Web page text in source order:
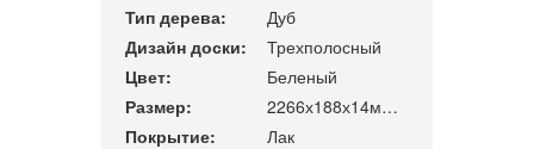
Тип дерева:
Дуб
Дизайн доски:
Трехполосный
Цвет:
Беленый
Размер:
2266х188х14мм. 3.41м2/уп
Покрытие:
Лак